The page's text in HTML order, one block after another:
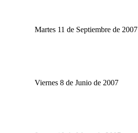
Martes 11 de Septiembre de 2007
Viernes 8 de Junio de 2007